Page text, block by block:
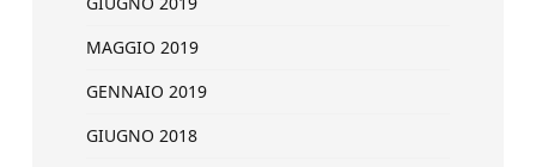
MAGGIO 2019
GENNAIO 2019
GIUGNO 2018